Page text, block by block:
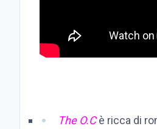
The O.Cè ricca di